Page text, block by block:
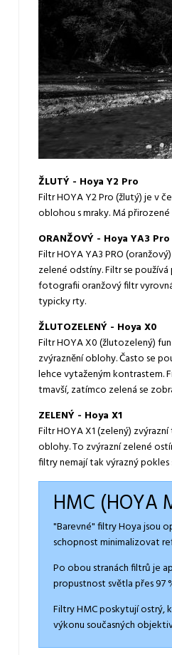
ŽLUTÝ - Hoya Y2 Pro
Filtr HOYA Y2 Pro (žlutý) je v
oblohou s mraky. Má
ORANŽOVÝ - Hoya YA3 Pro
Filtr HOYA YA3 PRO
zelené odstíny. Filtr se
fotografii oranžový filtr
typicky rty.
ŽLUTOZELENÝ - Hoya X0
Filtr HOYA X0 (žlutozelený)
zvýraznění oblohy. Často se
lehce vytaženým
tmavší, zatímco zelená se
ZELENÝ - Hoya X1
Filtr HOYA X1 (zelený)
oblohy. To zvýrazní zelené
filtry nemají tak výrazný
HMC (HOYA
"Barevné" filtry Hoya jsou
schopnost minimalizovat
Po obou stranách filtrů je
propustnost světla přes 97
Filtry HMC poskytují ostrý,
výkonu současných